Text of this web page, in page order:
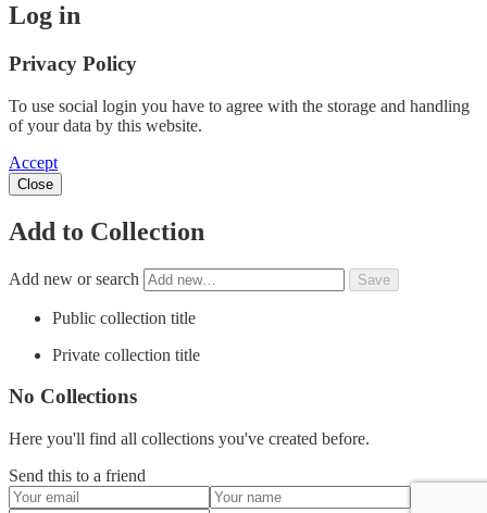
Log in
Privacy Policy
To use social login you have to agree with the storage and handling
of your data by this website.
Accept
Close
Add to Collection
Add new or search
Public collection title
Private collection title
No Collections
Here you'll find all collections you've created before.
Send this to a friend